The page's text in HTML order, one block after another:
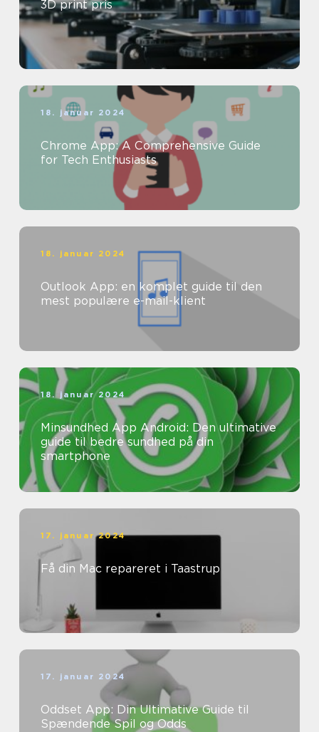
3D print pris
18. januar 2024
Chrome App: A Comprehensive Guide
for Tech Enthusiasts
18. januar 2024
Outlook App: en komplet guide til den
mest populære e-mail-klient
18. januar 2024
Minsundhed App Android: Den ultimative
guide til bedre sundhed på din
smartphone
17. januar 2024
Få din Mac repareret i Taastrup
17. januar 2024
Oddset App: Din Ultimative Guide til
Spændende Spil og Odds